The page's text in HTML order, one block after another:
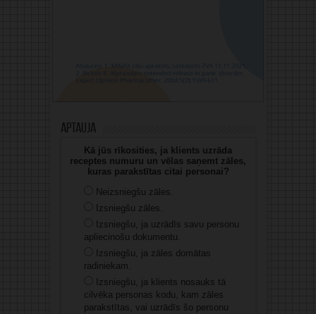
Aptauja
Kā jūs rīkosities, ja klients uzrāda
receptes numuru un vēlas saņemt zāles,
kuras parakstītas citai personai?
Neizsniegšu zāles.
Izsniegšu zāles.
Izsniegšu, ja uzrādīs savu personu
apliecinošu dokumentu.
Izsniegšu, ja zāles domātas
radiniekam.
Izsniegšu, ja klients nosauks tā
cilvēka personas kodu, kam zāles
parakstītas, vai uzrādīs šo personu